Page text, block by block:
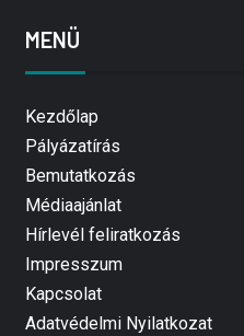
MENÜ
Kezdőlap
Pályázatírás
Bemutatkozás
Médiaajánlat
Hírlevél feliratkozás
Impresszum
Kapcsolat
Adatvédelmi Nyilatkozat